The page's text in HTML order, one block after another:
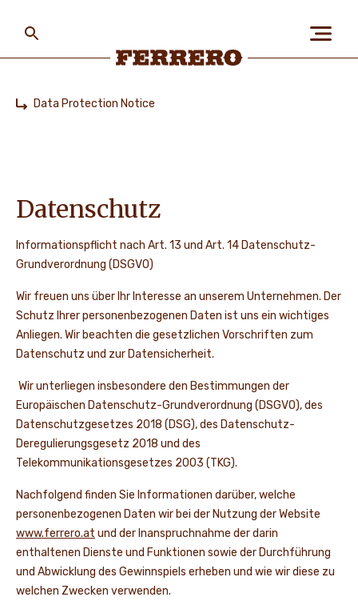
MENSCH UND UMWELT
UNSERE MARKEN
KARRIERE
NEWS UND STORYS
main
content
Data Protection Notice
Datenschutz
Informationspflicht nach Art. 13 und Art. 14 Datenschutz-
Grundverordnung (DSGVO)
Wir freuen uns über Ihr Interesse an unserem Unternehmen. Der
Schutz Ihrer personenbezogenen Daten ist uns ein wichtiges
Anliegen. Wir beachten die gesetzlichen Vorschriften zum
Datenschutz und zur Datensicherheit.
Wir unterliegen insbesondere den Bestimmungen der
Europäischen Datenschutz-Grundverordnung (DSGVO), des
Datenschutzgesetzes 2018 (DSG), des Datenschutz-
Deregulierungsgesetz 2018 und des
Telekommunikationsgesetzes 2003 (TKG).
Nachfolgend finden Sie Informationen darüber, welche
personenbezogenen Daten wir bei der Nutzung der Website
www.ferrero.at und der Inanspruchnahme der darin
enthaltenen Dienste und Funktionen sowie der Durchführung
und Abwicklung des Gewinnspiels erheben und wie wir diese zu
welchen Zwecken verwenden.